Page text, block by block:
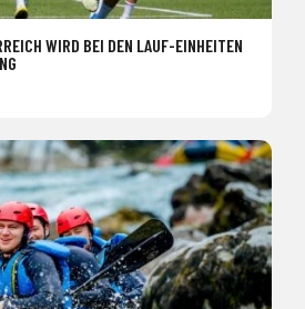
WIRD BEI DEN LAUF-EINHEITEN